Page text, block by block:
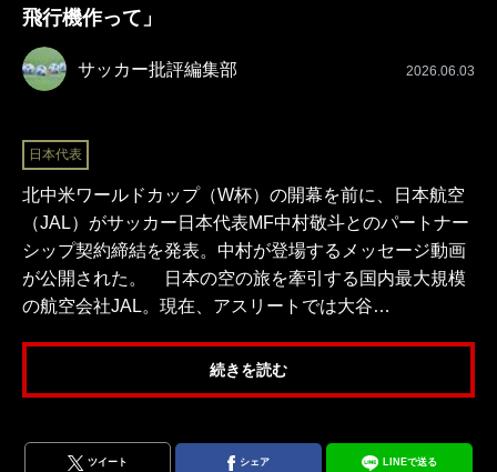
飛行機作って」
サッカー批評編集部 2026.06.03
日本代表
北中米ワールドカップ（W杯）の開幕を前に、日本航空
（JAL）がサッカー日本代表MF中村敬斗とのパートナー
シップ契約締結を発表。中村が登場するメッセージ動画
が公開された。 日本の空の旅を牽引する国内最大規模
の航空会社JAL。現在、アスリートでは大谷…
続きを読む
ツイート シェア LINEで送る